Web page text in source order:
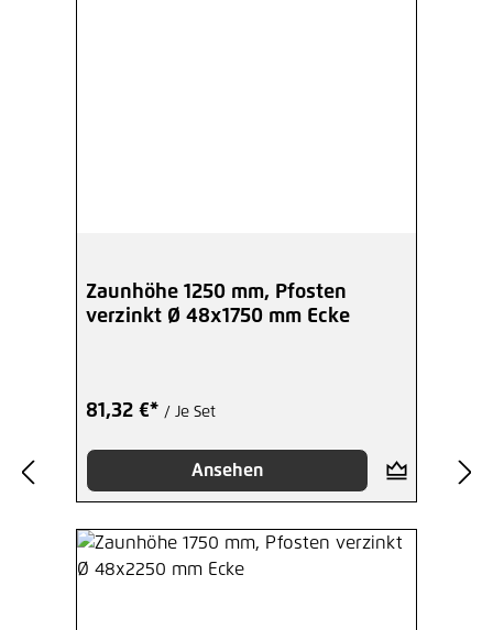
Zaunhöhe 1250 mm, Pfosten
verzinkt Ø 48x1750 mm Ecke
81,32 €* / Je Set
Ansehen